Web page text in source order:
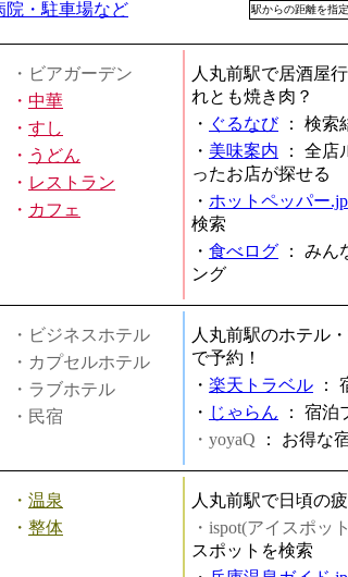
院・駐車場など 駅からの距離を指
・ビアガーデン
・ 中華
・ すし
・ うどん
・ レストラン
・ カフェ
人丸前駅で居酒屋
れとも焼き肉？
・ ぐるなび： 検索
・ 美味案内 ： 全店
ったお店が探せる
・ ホットペッパー.jp
検索
・ 食べログ ： みん
ング
・ビジネスホテル
・カプセルホテル
・ラブホテル
・民宿
人丸前駅のホテル
で予約！
・ 楽天トラベル ：
・ じゃらん ： 宿泊
・yoyaQ ： お得な
・ 温泉
・ 整体
人丸前駅で日頃の
・ispot(アイスポッ
スポットを検索